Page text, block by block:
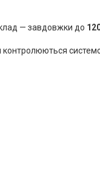
— завдовжки до